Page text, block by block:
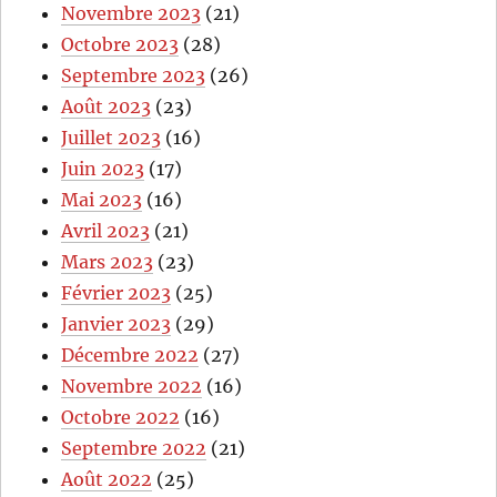
Novembre 2023 (21)
Octobre 2023 (28)
Septembre 2023 (26)
Août 2023 (23)
Juillet 2023 (16)
Juin 2023 (17)
Mai 2023 (16)
Avril 2023 (21)
Mars 2023 (23)
Février 2023 (25)
Janvier 2023 (29)
Décembre 2022 (27)
Novembre 2022 (16)
Octobre 2022 (16)
Septembre 2022 (21)
Août 2022 (25)